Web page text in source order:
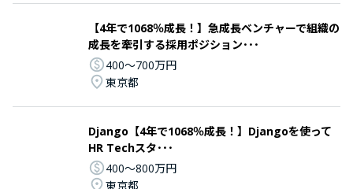
【4年で1068％成長！】急成長ベンチャーで組織の
成長を牽引する採用ポジション･･･
400〜700万円
東京都
Django【4年で1068％成長！】Djangoを使って
HR Techスタ･･･
400〜800万円
東京都